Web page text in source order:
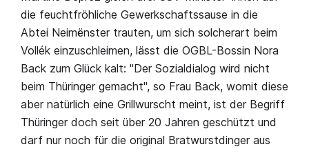
die feuchtfröhliche Gewerkschaftssause in die
Abtei Neimënster trauten, um sich solcherart beim
Vollék einzuschleimen, lässt die OGBL-Bossin Nora
Back zum Glück kalt: "Der Sozialdialog wird nicht
beim Thüringer gemacht", so Frau Back, womit diese
aber natürlich eine Grillwurscht meint, ist der Begriff
Thüringer doch seit über 20 Jahren geschützt und
darf nur noch für die original Bratwurstdinger aus